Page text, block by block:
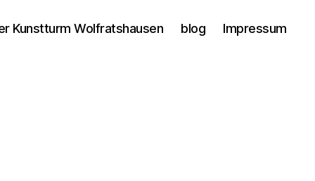
Kunstturm Wolfratshausen blog Impressum